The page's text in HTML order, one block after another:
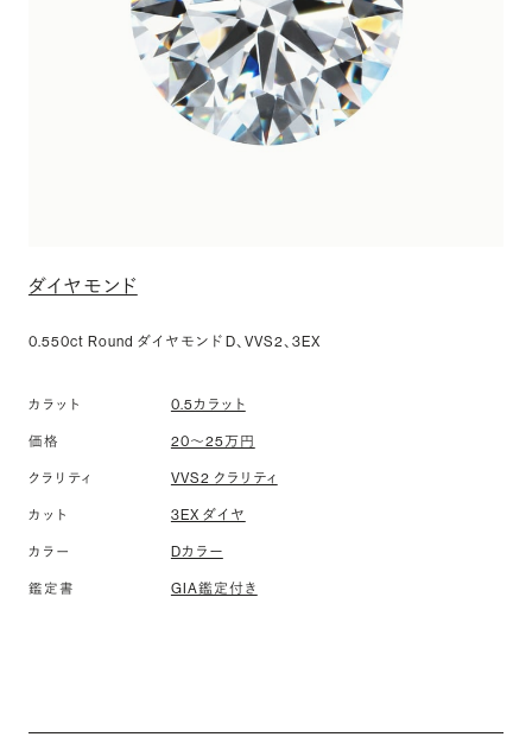
ダイヤモンド
0.550ct Round ダイヤモンド D、VVS2、3EX
カラット 0.5カラット
価格 20〜25万円
クラリティ VVS2 クラリティ
カット 3EX ダイヤ
カラー Dカラー
鑑定書 GIA鑑定付き